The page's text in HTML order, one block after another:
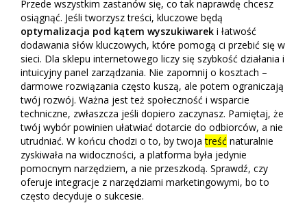
Przede wszystkim zastanów się, co tak naprawdę chcesz
osiągnąć. Jeśli tworzysz treści, kluczowe będą
optymalizacja pod kątem wyszukiwarek i łatwość
dodawania słów kluczowych, które pomogą ci przebić się w
sieci. Dla sklepu internetowego liczy się szybkość działania i
intuicyjny panel zarządzania. Nie zapomnij o kosztach –
darmowe rozwiązania często kuszą, ale potem ograniczają
twój rozwój. Ważna jest też społeczność i wsparcie
techniczne, zwłaszcza jeśli dopiero zaczynasz. Pamiętaj, że
twój wybór powinien ułatwiać dotarcie do odbiorców, a nie
utrudniać. W końcu chodzi o to, by twojatreść naturalnie
zyskiwała na widoczności, a platforma była jedynie
pomocnym narzędziem, a nie przeszkodą. Sprawdź, czy
oferuje integracje z narzędziami marketingowymi, bo to
często decyduje o sukcesie.